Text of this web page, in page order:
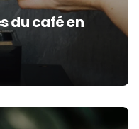
du café en